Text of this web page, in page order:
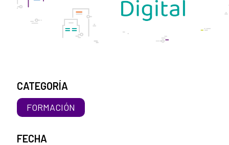
CATEGORÍA
FORMACIÓN
FECHA